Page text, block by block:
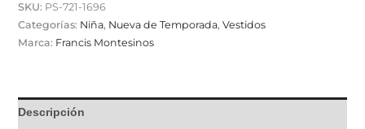
SKU: PS-721-1696
Categorías: Niña, Nueva de Temporada, Vestidos
Marca: Francis Montesinos
Descripción